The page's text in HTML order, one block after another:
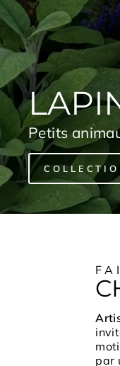
Petits
par